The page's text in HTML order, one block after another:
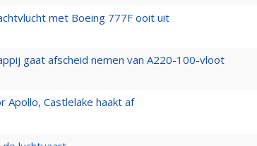
met Boeing 777F ooit uit
gaat afscheid nemen van A220-100-vloot
Castlelake haakt af